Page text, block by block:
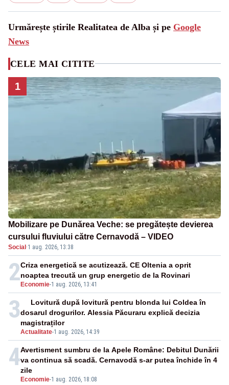
Urmărește știrile Realitatea de Alba și pe Google
News
CELE MAI CITITE
1
Mobilizare pe Dunărea Veche: se pregătește devierea
cursului fluviului către Cernavodă – VIDEO
Social ·1 aug. 2026, 13:38
2 Economie-1 aug. 2026, 13:41
Criza energetică se acutizează. CE Oltenia a oprit
noaptea trecută un grup energetic de la Rovinari
3
Actualitate-1 aug. 2026, 14:39
Lovitură după lovitură pentru blonda lui Coldea în
dosarul drogurilor. Alessia Păcuraru explică decizia
magistraților
4
Economie-1 aug. 2026, 18:08
Avertisment sumbru de la Apele Române: Debitul Dunării
va continua să scadă. Cernavodă s-ar putea închide în 4
zile